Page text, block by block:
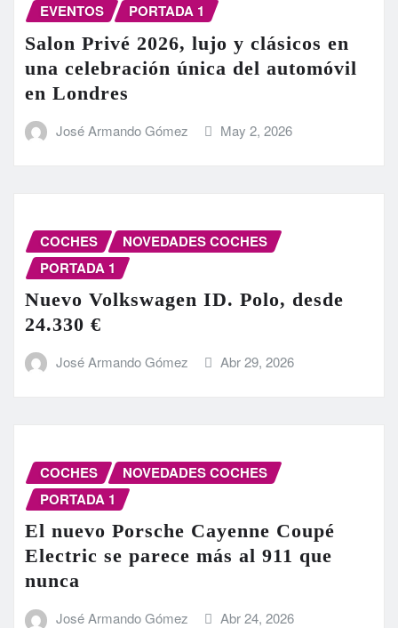
EVENTOS PORTADA 1
Salon Privé 2026, lujo y clásicos en
una celebración única del automóvil
en Londres
José Armando Gómez May 2, 2026
COCHES
NOVEDADES COCHES
PORTADA 1
Nuevo Volkswagen ID. Polo, desde
24.330 €
José Armando Gómez Abr 29, 2026
COCHES
NOVEDADES COCHES
PORTADA 1
El nuevo Porsche Cayenne Coupé
Electric se parece más al 911 que
nunca
José Armando Gómez Abr 24, 2026